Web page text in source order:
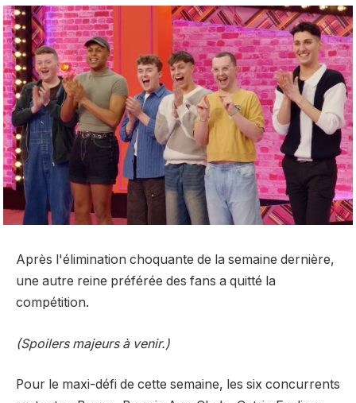
Après l'élimination choquante de la semaine dernière,
une autre reine préférée des fans a quitté la
compétition.
(Spoilers majeurs à venir.)
Pour le maxi-défi de cette semaine, les six concurrents